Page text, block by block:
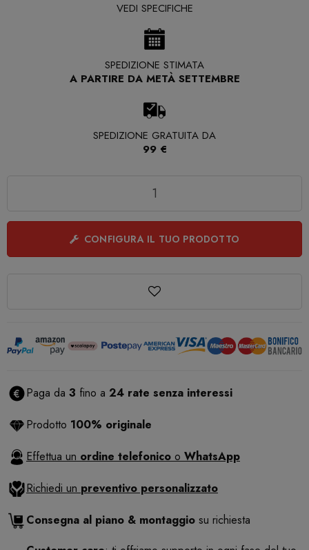
VEDI SPECIFICHE
SPEDIZIONE STIMATA
A PARTIRE DA METÀ SETTEMBRE
SPEDIZIONE GRATUITA DA
99 €
CONFIGURA IL TUO PRODOTTO
Paga da 3 fino a 24 rate senza interessi
Prodotto 100% originale
Effettua un ordine telefonico o WhatsApp
Richiedi un preventivo personalizzato
Consegna al piano & montaggio su richiesta